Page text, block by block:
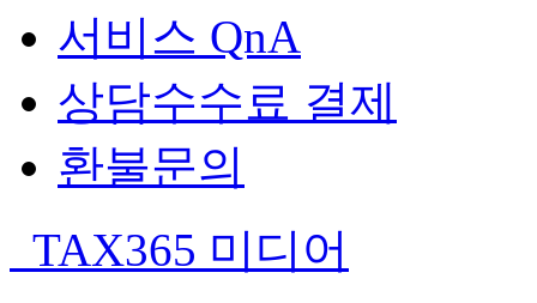
서비스 QnA
상담수수료 결제
환불문의
TAX365 미디어